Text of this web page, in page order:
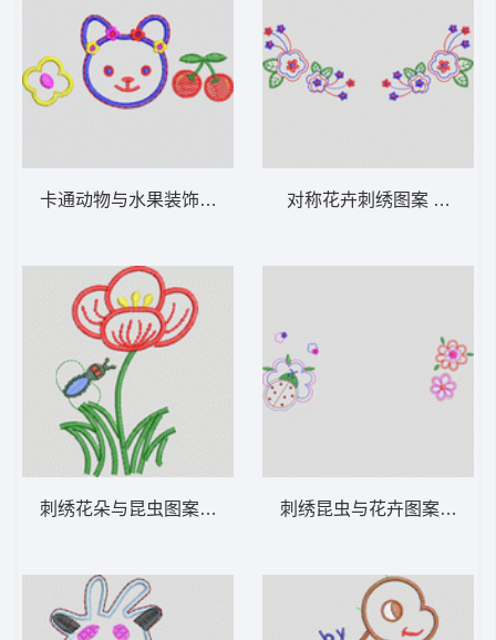
卡通动物与水果装饰图案 卡通童装章标贴布
刺绣花朵与昆虫图案 卡通童装章标贴布
对称花卉刺绣
刺绣昆虫与